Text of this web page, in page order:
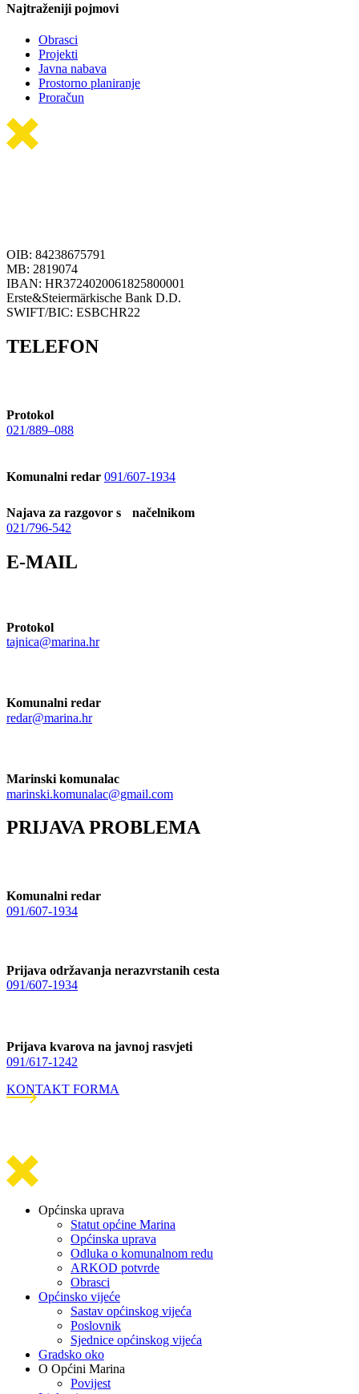
Najtraženiji pojmovi
Obrasci
Projekti
Javna nabava
Prostorno planiranje
Proračun
OIB: 84238675791
MB: 2819074
IBAN: HR3724020061825800001
Erste&Steiermärkische Bank D.D.
SWIFT/BIC: ESBCHR22
TELEFON
Protokol
021/889–088
Komunalni redar 091/607-1934
Najava za razgovor s načelnikom
021/796-542
E-MAIL
Protokol
tajnica@marina.hr
Komunalni redar
redar@marina.hr
Marinski komunalac
marinski.komunalac@gmail.com
PRIJAVA PROBLEMA
Komunalni redar
091/607-1934
Prijava održavanja nerazvrstanih cesta
091/607-1934
Prijava kvarova na javnoj rasvjeti
091/617-1242
KONTAKT FORMA
Općinska uprava
Statut općine Marina
Općinska uprava
Odluka o komunalnom redu
ARKOD potvrde
Obrasci
Općinsko vijeće
Sastav općinskog vijeća
Poslovnik
Sjednice općinskog vijeća
Gradsko oko
O Općini Marina
Povijest